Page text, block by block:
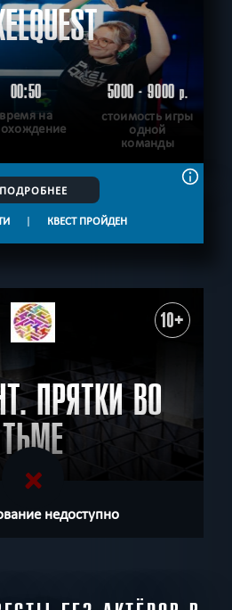
00:50
время на
5000 - 9000р.
стоимость игры
одной
команды
ПОДРОБНЕЕ
| КВЕСТ ПРОЙДЕН
10+
ПРЯТКИ ВО
ТЬМЕ
недоступно